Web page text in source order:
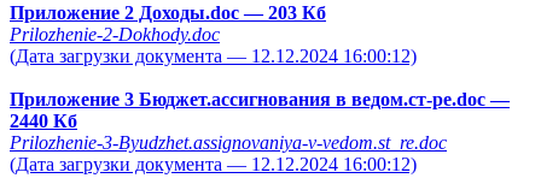
Приложение 2 Доходы.doc— 203 Кб
Prilozhenie-2-Dokhody.doc
(Дата загрузки документа — 12.12.2024 16:00:12)
Приложение 3 Бюджет.ассигнования в ведом.ст-ре.doc—
2440 Кб
Prilozhenie-3-Byudzhet.assignovaniya-v-vedom.st_re.doc
(Дата загрузки документа — 12.12.2024 16:00:12)